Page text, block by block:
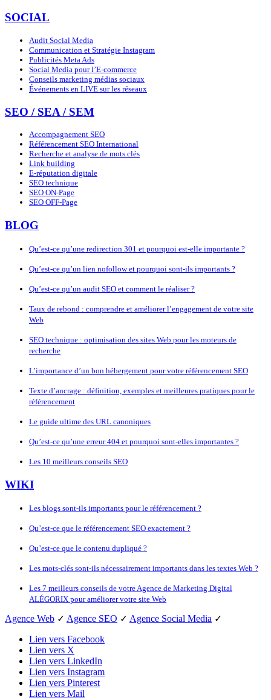
SOCIAL
Audit Social Media
Communication et Stratégie Instagram
Publicités Meta Ads
Social Media pour l’E-commerce
Conseils marketing médias sociaux
Événements en LIVE sur les réseaux
SEO / SEA / SEM
Accompagnement SEO
Référencement SEO International
Recherche et analyse de mots clés
Link building
E-réputation digitale
SEO technique
SEO ON-Page
SEO OFF-Page
BLOG
Qu’est-ce qu’une redirection 301 et pourquoi est-elle importante ?
Qu’est-ce qu’un lien nofollow et pourquoi sont-ils importants ?
Qu’est-ce qu’un audit SEO et comment le réaliser ?
Taux de rebond : comprendre et améliorer l’engagement de votre site
Web
SEO technique : optimisation des sites Web pour les moteurs de
recherche
L’importance d’un bon hébergement pour votre référencement SEO
Texte d’ancrage : définition, exemples et meilleures pratiques pour le
référencement
Le guide ultime des URL canoniques
Qu’est-ce qu’une erreur 404 et pourquoi sont-elles importantes ?
Les 10 meilleurs conseils SEO
WIKI
Les blogs sont-ils importants pour le référencement ?
Qu’est-ce que le référencement SEO exactement ?
Qu’est-ce que le contenu dupliqué ?
Les mots-clés sont-ils nécessairement importants dans les textes Web ?
Les 7 meilleurs conseils de votre Agence de Marketing Digital
ALÉGORIX pour améliorer votre site Web
Agence Web ✓ Agence SEO ✓ Agence Social Media ✓
Lien vers Facebook
Lien vers X
Lien vers LinkedIn
Lien vers Instagram
Lien vers Pinterest
Lien vers Mail